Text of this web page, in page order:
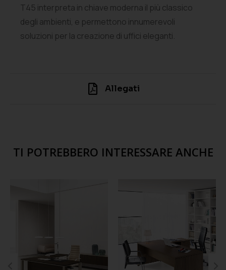
T45 interpreta in chiave moderna il più classico
degli ambienti, e permettono innumerevoli
soluzioni per la creazione di uffici eleganti.
Allegati
TI POTREBBERO INTERESSARE ANCHE